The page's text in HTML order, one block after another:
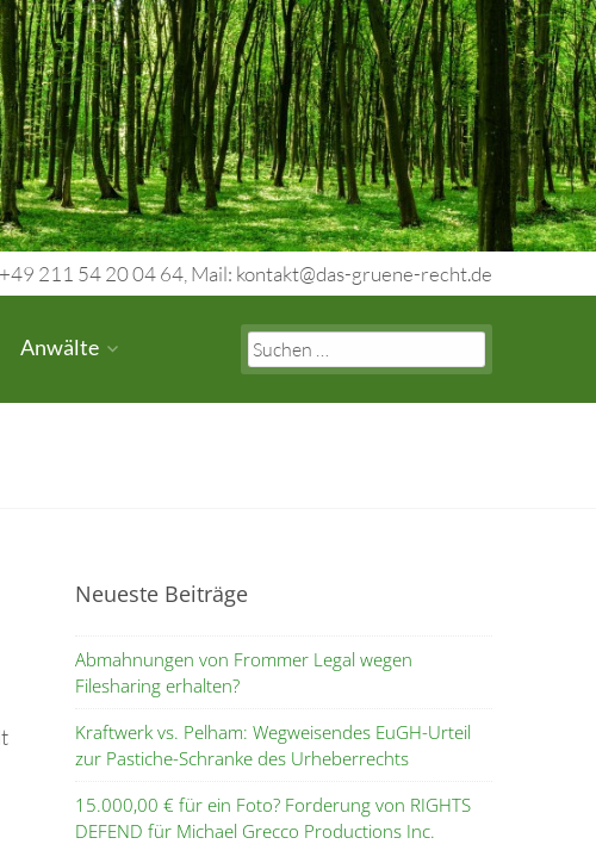
211 54 20 04 64, Mail: kontakt@das-gruene-recht.de
Search
for:
Anwälte
Neueste Beiträge
Abmahnungen von Frommer Legal wegen
Filesharing erhalten?
Kraftwerk vs. Pelham: Wegweisendes EuGH-Urteil
zur Pastiche-Schranke des Urheberrechts
15.000,00 € für ein Foto? Forderung von RIGHTS
DEFEND für Michael Grecco Productions Inc.